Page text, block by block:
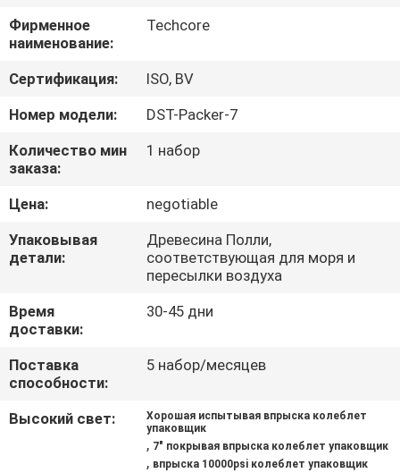
ПУТЕШЕСТВИЕ
ФАБРИКИ
ПРОВЕРКА
КАЧЕСТВА
СВЯЖИТЕСЬ
МЫ
СЛУЧАИ
КАРТА
Фирменное
наименование:
Techcore
Сертификация:
ISO, BV
Номер модели:
DST-Packer-7
Количество мин
заказа:
1 набор
Цена:
negotiable
Упаковывая
детали:
Древесина Полли,
соответствующая для моря и
пересылки воздуха
Время
доставки:
30-45 дни
Поставка
способности:
5 набор/месяцев
Высокий свет:
Хорошая испытывая впрыска колеблет
упаковщик
, 7" покрывая впрыска колеблет упаковщик
, впрыска 10000psi колеблет упаковщик